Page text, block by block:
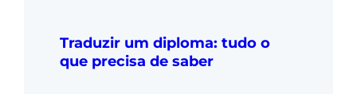
Traduzir um diploma: tudo o
que precisa de saber